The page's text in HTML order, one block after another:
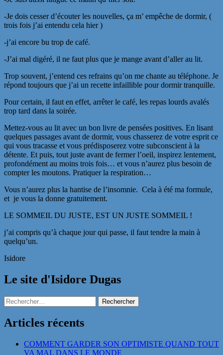
-Je dois cesser d’écouter les nouvelles, ça m’ empêche de dormir, (
trois fois j’ai entendu cela hier )
-j’ai encore bu trop de café.
-J’ai mal digéré, il ne faut plus que je mange avant d’aller au lit.
Trop souvent, j’entend ces refrains qu’on me chante au téléphone. Je
répond toujours que j’ai un recette infaillible pour dormir tranquille.
Pour certain, il faut en effet, arrêter le café, les repas lourds avalés
trop tard dans la soirée.
Mettez-vous au lit avec un bon livre de pensées positives. En lisant
quelques passages avant de dormir, vous chasserez de votre esprit ce
qui vous tracasse et vous prédisposerez votre subconscient à la
détente. Et puis, tout juste avant de fermer l’oeil, inspirez lentement,
profondément au moins trois fois… et vous n’aurez plus besoin de
compter les moutons. Pratiquer la respiration…
Vous n’aurez plus la hantise de l’insomnie. Cela à été ma formule,
et je vous la donne gratuitement.
LE SOMMEIL DU JUSTE, EST UN JUSTE SOMMEIL !
j’ai compris qu’à chaque jour qui passe, il faut tendre la main à
quelqu’un.
Isidore
Le site d'Isidore Dugas
Rechercher :
Articles récents
COMMENT GARDER SON OPTIMISTE QUAND TOUT
VA MAL DANS LE MONDE